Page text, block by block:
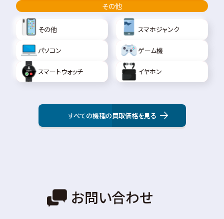
その他
その他 スマホジャンク
パソコン ゲーム機
スマートウォッチ イヤホン
すべての機種の買取価格を見る
お問い合わせ